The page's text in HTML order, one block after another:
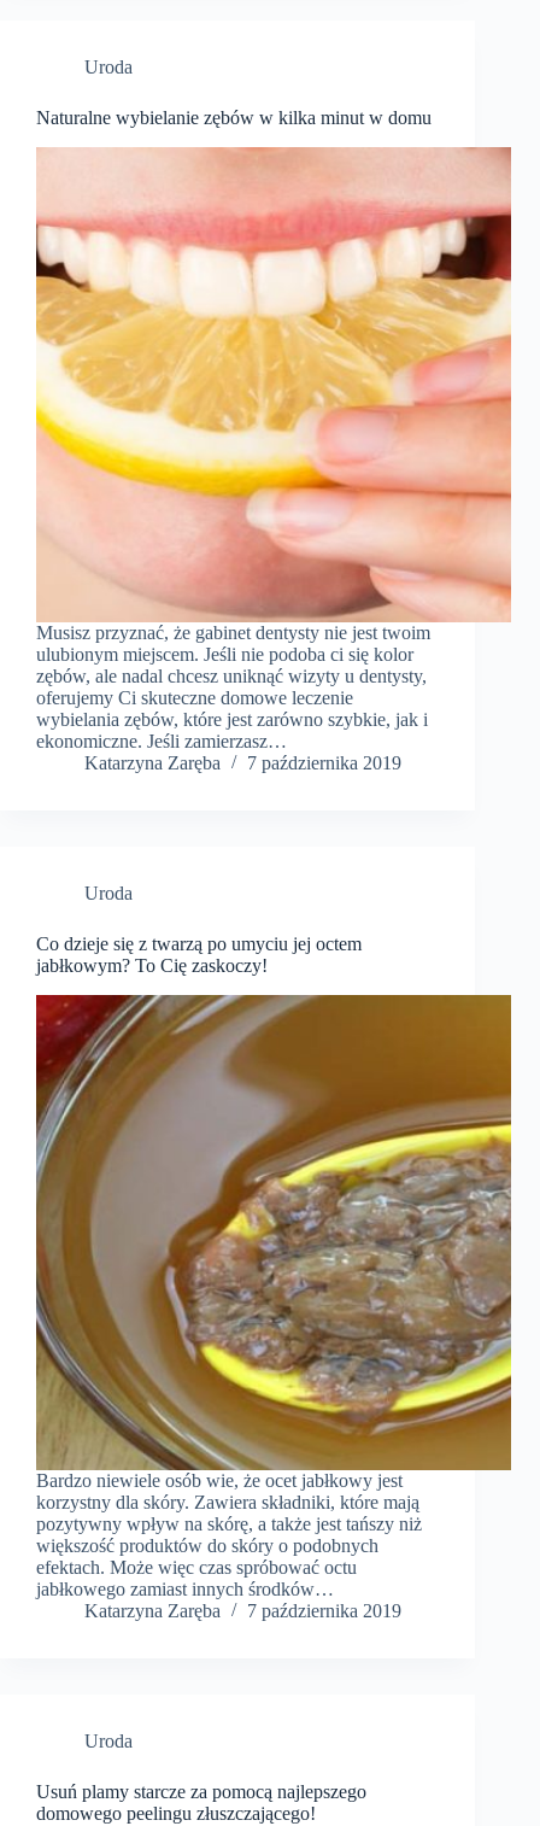
Uroda
Naturalne wybielanie zębów w kilka minut w domu
Musisz przyznać, że gabinet dentysty nie jest twoim
ulubionym miejscem. Jeśli nie podoba ci się kolor
zębów, ale nadal chcesz uniknąć wizyty u dentysty,
oferujemy Ci skuteczne domowe leczenie
wybielania zębów, które jest zarówno szybkie, jak i
ekonomiczne. Jeśli zamierzasz…
Katarzyna Zaręba
7 października 2019
Uroda
Co dzieje się z twarzą po umyciu jej octem
jabłkowym? To Cię zaskoczy!
Bardzo niewiele osób wie, że ocet jabłkowy jest
korzystny dla skóry. Zawiera składniki, które mają
pozytywny wpływ na skórę, a także jest tańszy niż
większość produktów do skóry o podobnych
efektach. Może więc czas spróbować octu
jabłkowego zamiast innych środków…
Katarzyna Zaręba
7 października 2019
Uroda
Usuń plamy starcze za pomocą najlepszego
domowego peelingu złuszczającego!